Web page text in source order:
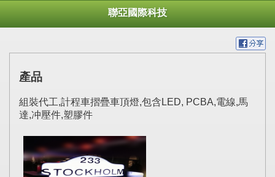
聯亞國際科技
產品
組裝代工,計程車摺疊車頂燈,包含LED, PCBA,電線,馬
達,冲壓件,塑膠件